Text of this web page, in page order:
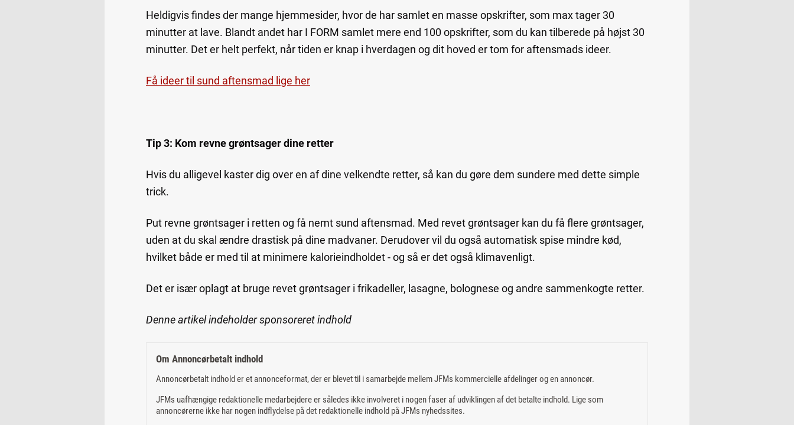
Heldigvis findes der mange hjemmesider, hvor de har samlet en masse opskrifter, som max tager 30
minutter at lave. Blandt andet har I FORM samlet mere end 100 opskrifter, som du kan tilberede på højst 30
minutter. Det er helt perfekt, når tiden er knap i hverdagen og dit hoved er tom for aftensmads ideer.
Få ideer til sund aftensmad lige her
Tip 3: Kom revne grøntsager dine retter
Hvis du alligevel kaster dig over en af dine velkendte retter, så kan du gøre dem sundere med dette simple
trick.
Put revne grøntsager i retten og få nemt sund aftensmad. Med revet grøntsager kan du få flere grøntsager,
uden at du skal ændre drastisk på dine madvaner. Derudover vil du også automatisk spise mindre kød,
hvilket både er med til at minimere kalorieindholdet - og så er det også klimavenligt.
Det er især oplagt at bruge revet grøntsager i frikadeller, lasagne, bolognese og andre sammenkogte retter.
Denne artikel indeholder sponsoreret indhold
Om Annoncørbetalt indhold
Annoncørbetalt indhold er et annonceformat, der er blevet til i samarbejde mellem JFMs kommercielle afdelinger og en annoncør.
JFMs uafhængige redaktionelle medarbejdere er således ikke involveret i nogen faser af udviklingen af det betalte indhold. Lige som
annoncørerne ikke har nogen indflydelse på det redaktionelle indhold på JFMs nyhedssites.